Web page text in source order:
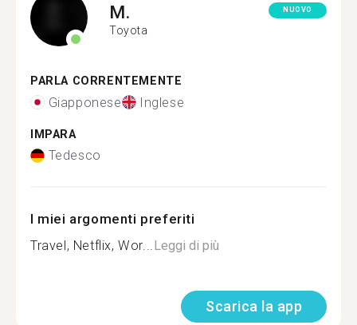
M.
Toyota
NUOVO
PARLA CORRENTEMENTE
Giapponese Inglese
IMPARA
Tedesco
I miei argomenti preferiti
Travel, Netflix, Wor...Leggi di più
Scarica la app